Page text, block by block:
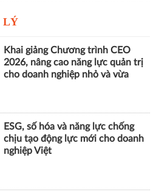
LÝ
Khai giảng Chương trình CEO
2026, nâng cao năng lực quản trị
cho doanh nghiệp nhỏ và vừa
ESG, số hóa và năng lực chống
chịu tạo động lực mới cho doanh
nghiệp Việt